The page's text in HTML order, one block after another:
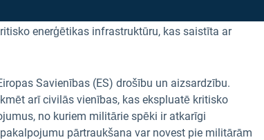
Savienības (ES) drošību un aizsardzību.
arī civilās vienības, kas ekspluatē kritisko
no kuriem militārie spēki ir atkarīgi
pārtraukšana var novest pie militārām